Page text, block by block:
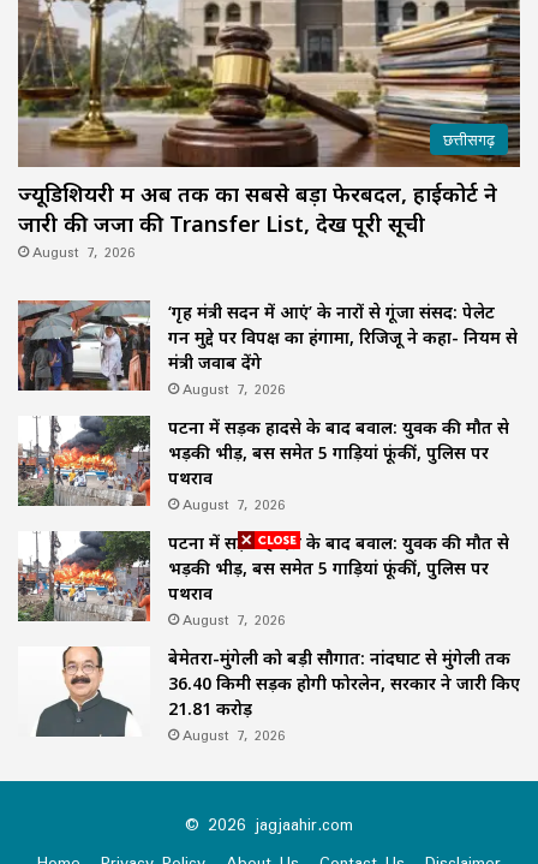
छत्तीसगढ़
ज्यूडिशियरी में अब तक का सबसे बड़ा फेरबदल, हाईकोर्ट ने
जारी की जजों की Transfer List, देखें पूरी सूची
August 7, 2026
‘गृह मंत्री सदन में आएं’ के नारों से गूंजा संसद: पेलेट
गन मुद्दे पर विपक्ष का हंगामा, रिजिजू ने कहा- नियम से
मंत्री जवाब देंगे
August 7, 2026
पटना में सड़क हादसे के बाद बवाल: युवक की मौत से
भड़की भीड़, बस समेत 5 गाड़ियां फूंकीं, पुलिस पर
पथराव
August 7, 2026
पटना में सड़क हादसे के बाद बवाल: युवक की मौत से
भड़की भीड़, बस समेत 5 गाड़ियां फूंकीं, पुलिस पर
पथराव
August 7, 2026
बेमेतरा-मुंगेली को बड़ी सौगात: नांदघाट से मुंगेली तक
36.40 किमी सड़क होगी फोरलेन, सरकार ने जारी किए
21.81 करोड़
August 7, 2026
© 2026 jagjaahir.com